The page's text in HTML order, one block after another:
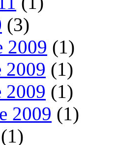
(3)
2009 (1)
2009 (1)
2009 (1)
2009 (1)
(1)